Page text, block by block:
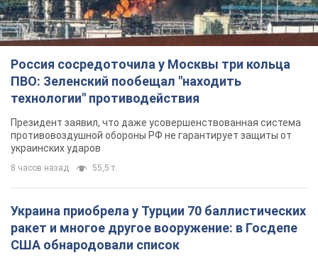
Украина приобрела у Турции 70 баллистических
ракет и многое другое вооружение: в Госдепе
США обнародовали список
Госдеп уже проинформировал об этом американский
Конгресс
"Нас услышали лишь одним ухом": в городах
Украины уже 24-й день подряд проходят
митинги в поддержку Федорова. Фото и видео
Антиправительственные выступления с требованием
вернуть Федорова продолжаются до сих пор
8 часов назад 4,7 т.